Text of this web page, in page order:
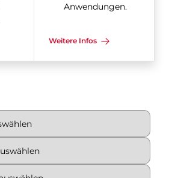
Anwendungen.
Weitere Infos